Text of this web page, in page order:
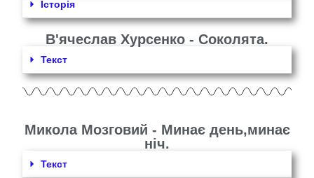
Історія
В'ячеслав Хурсенко - Соколята.
Текст
Микола Мозговий - Минає день,минає
ніч.
Текст